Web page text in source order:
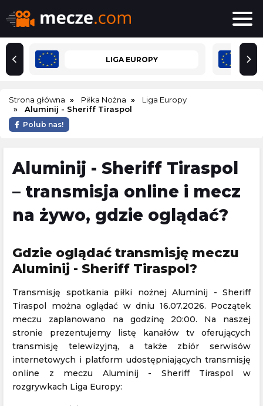
LIGA EUROPY
Strona główna Piłka Nożna
Liga Europy
Aluminij - Sheriff Tiraspol
Polub nas!
Aluminij - Sheriff Tiraspol
– transmisja online i mecz
na żywo, gdzie oglądać?
Gdzie oglądać transmisję meczu
Aluminij - Sheriff Tiraspol?
Transmisję spotkania piłki nożnej Aluminij - Sheriff
Tiraspol można oglądać w dniu 16.07.2026. Początek
meczu zaplanowano na godzinę 20:00. Na naszej
stronie prezentujemy listę kanałów tv oferujących
transmisję telewizyjną, a także zbiór serwisów
internetowych i platform udostępniających transmisję
online z meczu Aluminij - Sheriff Tiraspol w
rozgrywkach Liga Europy: